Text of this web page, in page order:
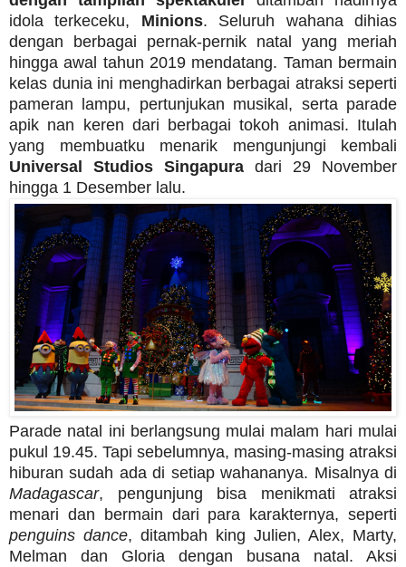
idola terkeceku, Minions. Seluruh wahana dihias
dengan berbagai pernak-pernik natal yang meriah
hingga awal tahun 2019 mendatang. Taman bermain
kelas dunia ini menghadirkan berbagai atraksi seperti
pameran lampu, pertunjukan musikal, serta parade
apik nan keren dari berbagai tokoh animasi. Itulah
yang membuatku menarik mengunjungi kembali
Universal Studios Singapura dari 29 November
hingga 1 Desember lalu.
Parade natal ini berlangsung mulai malam hari mulai
pukul 19.45. Tapi sebelumnya, masing-masing atraksi
hiburan sudah ada di setiap wahananya. Misalnya di
Madagascar, pengunjung bisa menikmati atraksi
menari dan bermain dari para karakternya, seperti
penguins dance, ditambah king Julien, Alex, Marty,
Melman dan Gloria dengan busana natal. Aksi